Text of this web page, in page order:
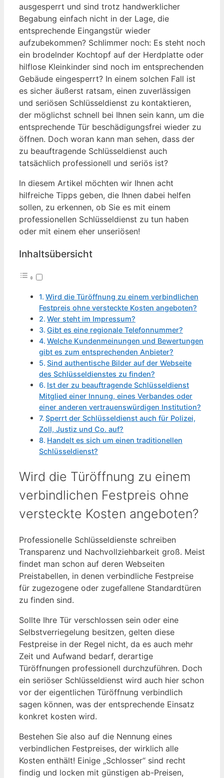
ausgesperrt und sind trotz handwerklicher
Begabung einfach nicht in der Lage, die
entsprechende Eingangstür wieder
aufzubekommen? Schlimmer noch: Es steht noch
ein brodelnder Kochtopf auf der Herdplatte oder
hilflose Kleinkinder sind noch im entsprechenden
Gebäude eingesperrt? In einem solchen Fall ist
es sicher äußerst ratsam, einen zuverlässigen
und seriösen Schlüsseldienst zu kontaktieren,
der möglichst schnell bei Ihnen sein kann, um die
entsprechende Tür beschädigungsfrei wieder zu
öffnen. Doch woran kann man sehen, dass der
zu beauftragende Schlüsseldienst auch
tatsächlich professionell und seriös ist?
In diesem Artikel möchten wir Ihnen acht
hilfreiche Tipps geben, die Ihnen dabei helfen
sollen, zu erkennen, ob Sie es mit einem
professionellen Schlüsseldienst zu tun haben
oder mit einem eher unseriösen!
Inhaltsübersicht
Wird die Türöffnung zu einem verbindlichen
Festpreis ohne versteckte Kosten angeboten?
Wer steht im Impressum?
Gibt es eine regionale Telefonnummer?
Welche Kundenmeinungen und Bewertungen
gibt es zum entsprechenden Anbieter?
Sind authentische Bilder auf der Webseite
des Schlüsseldienstes zu finden?
Ist der zu beauftragende Schlüsseldienst
Mitglied einer Innung, eines Verbandes oder
einer anderen vertrauenswürdigen Institution?
Sperrt der Schlüsseldienst auch für Polizei,
Zoll, Justiz und Co. auf?
Handelt es sich um einen traditionellen
Schlüsseldienst?
Wird die Türöffnung zu einem
verbindlichen Festpreis ohne
versteckte Kosten angeboten?
Professionelle Schlüsseldienste schreiben
Transparenz und Nachvollziehbarkeit groß. Meist
findet man schon auf deren Webseiten
Preistabellen, in denen verbindliche Festpreise
für zugezogene oder zugefallene Standardtüren
zu finden sind.
Sollte Ihre Tür verschlossen sein oder eine
Selbstverriegelung besitzen, gelten diese
Festpreise in der Regel nicht, da es auch mehr
Zeit und Aufwand bedarf, derartige
Türöffnungen professionell durchzuführen. Doch
ein seriöser Schlüsseldienst wird auch hier schon
vor der eigentlichen Türöffnung verbindlich
sagen können, was der entsprechende Einsatz
konkret kosten wird.
Bestehen Sie also auf die Nennung eines
verbindlichen Festpreises, der wirklich alle
Kosten enthält! Einige „Schlosser“ sind recht
findig und locken mit günstigen ab-Preisen,